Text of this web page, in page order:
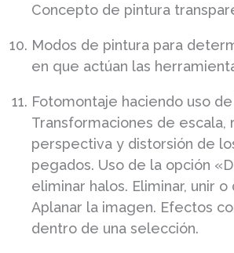
Concepto de pintura
Modos de pintura para
en que actúan las
Fotomontaje haciendo uso
Transformaciones de escala,
perspectiva y distorsión de
pegados. Uso de la opción
eliminar halos. Eliminar, unir
Aplanar la imagen. Efectos
dentro de una selección.